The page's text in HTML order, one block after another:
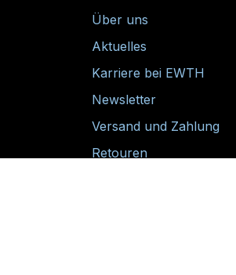
Über uns
Aktuelles
Karriere bei EWTH
Newsletter
Versand und Zahlung
Retouren